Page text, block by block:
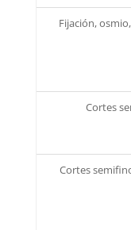
Fijación,
Cortes
Cortes